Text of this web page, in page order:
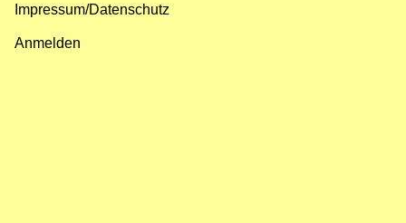
Impressum/Datenschutz
Anmelden